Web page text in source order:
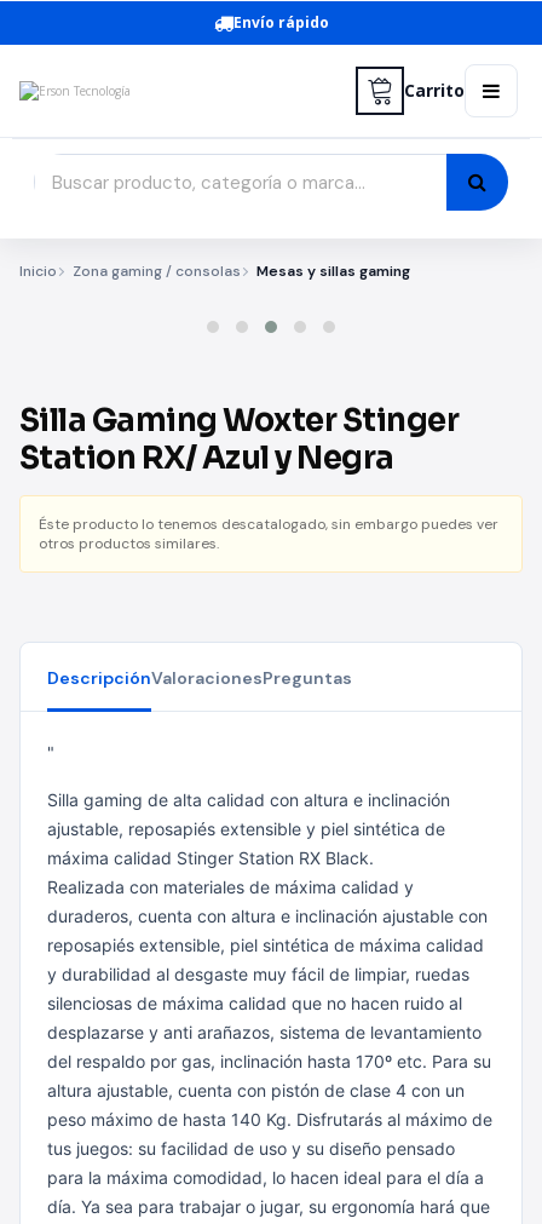
Envío rápido
Carrito
Inicio Zona gaming / consolas Mesas y sillas gaming
Silla Gaming Woxter Stinger
Station RX/ Azul y Negra
Éste producto lo tenemos descatalogado, sin embargo puedes ver
otros productos similares.
DescripciónValoracionesPreguntas
"
Silla gaming de alta calidad con altura e inclinación
ajustable, reposapiés extensible y piel sintética de
máxima calidad Stinger Station RX Black.
Realizada con materiales de máxima calidad y
duraderos, cuenta con altura e inclinación ajustable con
reposapiés extensible, piel sintética de máxima calidad
y durabilidad al desgaste muy fácil de limpiar, ruedas
silenciosas de máxima calidad que no hacen ruido al
desplazarse y anti arañazos, sistema de levantamiento
del respaldo por gas, inclinación hasta 170º etc. Para su
altura ajustable, cuenta con pistón de clase 4 con un
peso máximo de hasta 140 Kg. Disfrutarás al máximo de
tus juegos: su facilidad de uso y su diseño pensado
para la máxima comodidad, lo hacen ideal para el día a
día. Ya sea para trabajar o jugar, su ergonomía hará que